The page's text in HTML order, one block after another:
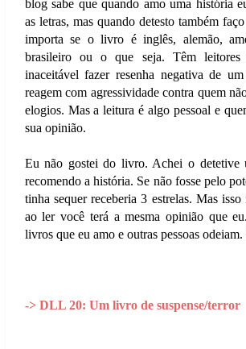
blog sabe que quando amo uma história
as letras, mas quando detesto também
importa se o livro é inglês, alemão,
brasileiro ou o que seja. Têm leitores
inaceitável fazer resenha negativa de
reagem com agressividade contra quem
elogios. Mas a leitura é algo pessoal e
sua opinião.
Eu não gostei do livro. Achei o detetive
recomendo a história. Se não fosse pelo
tinha sequer receberia 3 estrelas. Mas
ao ler você terá a mesma opinião que
livros que eu amo e outras pessoas
-> DLL 20: Um livro de suspense/terror